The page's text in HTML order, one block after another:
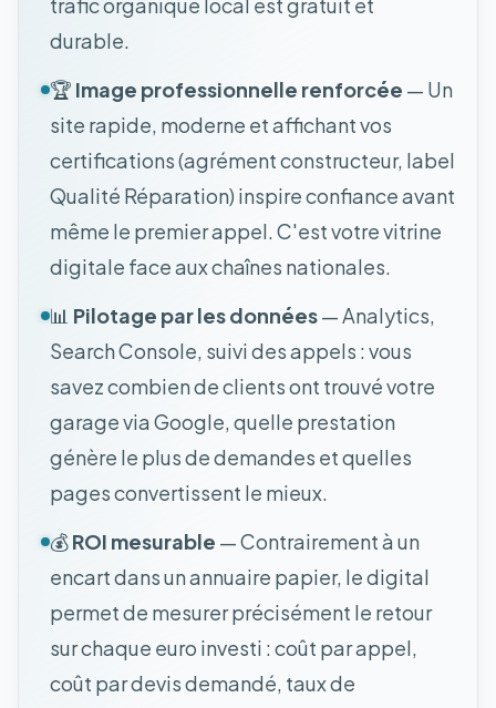
durable.
🏆 Image professionnelle renforcée — Un
site rapide, moderne et affichant vos
certifications (agrément constructeur, label
Qualité Réparation) inspire confiance avant
même le premier appel. C'est votre vitrine
digitale face aux chaînes nationales.
📊 Pilotage par les données— Analytics,
Search Console, suivi des appels : vous
savez combien de clients ont trouvé votre
garage via Google, quelle prestation
génère le plus de demandes et quelles
pages convertissent le mieux.
💰ROI mesurable — Contrairement à un
encart dans un annuaire papier, le digital
permet de mesurer précisément le retour
sur chaque euro investi : coût par appel,
coût par devis demandé, taux de